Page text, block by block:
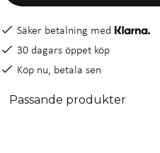
Säker betalning med
30 dagars öppet köp
Köp nu, betala sen
Passande produkter